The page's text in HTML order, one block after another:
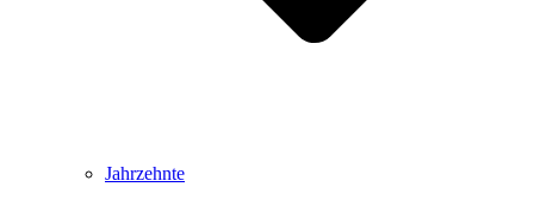
Jahrzehnte